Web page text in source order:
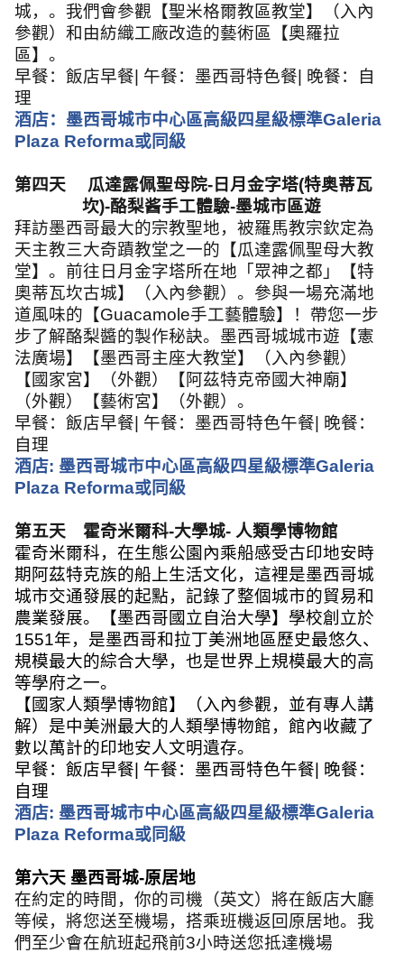
城，。我們會參觀【聖米格爾教區教堂】（入內
參觀）和由紡織工廠改造的藝術區【奧羅拉
區】。
早餐：飯店早餐 午餐：墨西哥特色餐
晚餐：自
理
酒店：墨西哥城市中心區高級四星級標準Galeria
Plaza Reforma或同級
第四天 瓜達露佩聖母院- 日月金字塔(特奥蒂瓦
坎)-酪梨酱手工體驗-墨城市區遊
拜訪墨西哥最大的宗教聖地，被羅馬教宗欽定為
天主教三大奇蹟教堂之一的【瓜達露佩聖母大教
堂】。前往日月金字塔所在地「眾神之都」【特
奧蒂瓦坎古城】（入內參觀）。參與一場充滿地
道風味的【Guacamole手工藝體驗】！帶您一步
步了解酪梨醬的製作秘訣。墨西哥城城市遊【憲
法廣場】【墨西哥主座大教堂】（入內參觀）
【國家宮】（外觀）【阿茲特克帝國大神廟】
（外觀）【藝術宮】（外觀）。
早餐：飯店早餐 午餐：墨西哥特色午餐
晚餐：
自理
酒店: 墨西哥城市中心區高級四星級標準Galeria
Plaza Reforma或同級
第五天 霍奇米爾科-大學城- 人類學博物館
霍奇米爾科，在生態公園內乘船感受古印地安時
期阿茲特克族的船上生活文化，這裡是墨西哥城
城市交通發展的起點，記錄了整個城市的貿易和
農業發展。【墨西哥國立自治大學】學校創立於
1551年，是墨西哥和拉丁美洲地區歷史最悠久、
規模最大的綜合大學，也是世界上規模最大的高
等學府之一。
【國家人類學博物館】（入內參觀，並有專人講
解）是中美洲最大的人類學博物館，館內收藏了
數以萬計的印地安人文明遺存。
早餐：飯店早餐 午餐：墨西哥特色午餐
晚餐：
自理
酒店: 墨西哥城市中心區高級四星級標準Galeria
Plaza Reforma或同級
第六天 墨西哥城-原居地
在約定的時間，你的司機（英文）將在飯店大廳
等候，將您送至機場，搭乘班機返回原居地。我
們至少會在航班起飛前3小時送您抵達機場